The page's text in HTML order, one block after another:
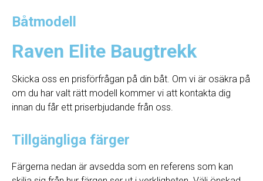
Båtmodell
Raven Elite Baugtrekk
Skicka oss en prisförfrågan på din båt. Om vi ​​är osäkra på
om du har valt rätt modell kommer vi att kontakta dig
innan du får ett priserbjudande från oss.
Tillgängliga färger
Färgerna nedan är avsedda som en referens som kan